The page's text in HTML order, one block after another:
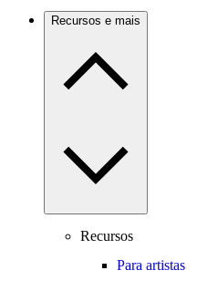
Recursos e mais
Recursos
Para artistas